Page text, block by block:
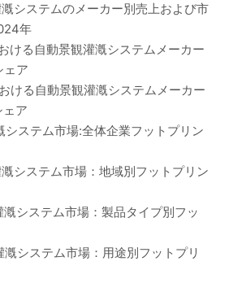
システムのメーカー別売上および市
年
ける自動景観灌漑システムメーカー
ェア
ける自動景観灌漑システムメーカー
ア
システム市場:全体企業フットプリン
システム市場：地域別フットプリン
システム市場：製品タイプ別フッ
システム市場：用途別フットプリ